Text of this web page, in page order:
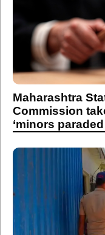
Maharashtra
Commission
‘minors